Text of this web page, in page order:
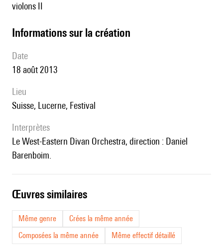
violons II
informations sur la création
date
18 août 2013
lieu
Suisse, Lucerne, Festival
interprètes
le West-Eastern Divan Orchestra, direction : Daniel
Barenboim.
œuvres similaires
Même genre
Crées la même année
Composées la même année
Même effectif détaillé